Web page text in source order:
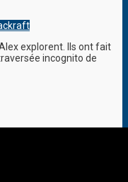
explorent. Ils ont fait
incognito de